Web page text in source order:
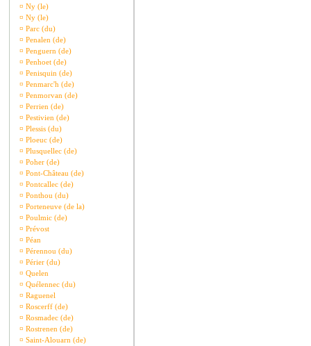
¤ Ny (le)
¤ Ny (le)
¤ Parc (du)
¤ Penalen (de)
¤ Penguern (de)
¤ Penhoet (de)
¤ Penisquin (de)
¤ Penmarc'h (de)
¤ Penmorvan (de)
¤ Perrien (de)
¤ Pestivien (de)
¤ Plessis (du)
¤ Ploeuc (de)
¤ Plusquellec (de)
¤ Poher (de)
¤ Pont-Château (de)
¤ Pontcallec (de)
¤ Ponthou (du)
¤ Porteneuve (de la)
¤ Poulmic (de)
¤ Prévost
¤ Péan
¤ Pérennou (du)
¤ Périer (du)
¤ Quelen
¤ Quélennec (du)
¤ Raguenel
¤ Roscerff (de)
¤ Rosmadec (de)
¤ Rostrenen (de)
¤ Saint-Alouarn (de)